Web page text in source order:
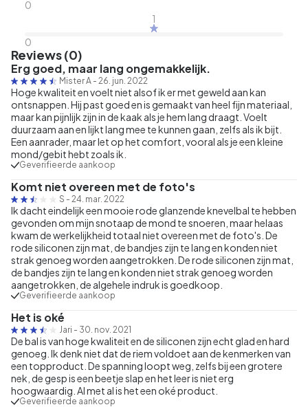
0
1
0
Reviews (0)
Erg goed, maar lang ongemakkelijk.
Mister A - 26. jun. 2022
Hoge kwaliteit en voelt niet alsof ik er met geweld aan kan
ontsnappen. Hij past goed en is gemaakt van heel fijn materiaal,
maar kan pijnlijk zijn in de kaak als je hem lang draagt. Voelt
duurzaam aan en lijkt lang mee te kunnen gaan, zelfs als ik bijt.
Een aanrader, maar let op het comfort, vooral als je een kleine
mond/gebit hebt zoals ik.
Geverifieerde aankoop
Komt niet overeen met de foto's
S - 24. mar. 2022
Ik dacht eindelijk een mooie rode glanzende knevelbal te hebben
gevonden om mijn snotaap de mond te snoeren, maar helaas
kwam de werkelijkheid totaal niet overeen met de foto's. De
rode siliconen zijn mat, de bandjes zijn te lang en konden niet
strak genoeg worden aangetrokken. De rode siliconen zijn mat,
de bandjes zijn te lang en konden niet strak genoeg worden
aangetrokken, de algehele indruk is goedkoop.
Geverifieerde aankoop
Het is oké
Jari - 30. nov. 2021
De bal is van hoge kwaliteit en de siliconen zijn echt glad en hard
genoeg. Ik denk niet dat de riem voldoet aan de kenmerken van
een topproduct. De spanning loopt weg, zelfs bij een grotere
nek, de gesp is een beetje slap en het leer is niet erg
hoogwaardig. Al met al is het een oké product.
Geverifieerde aankoop